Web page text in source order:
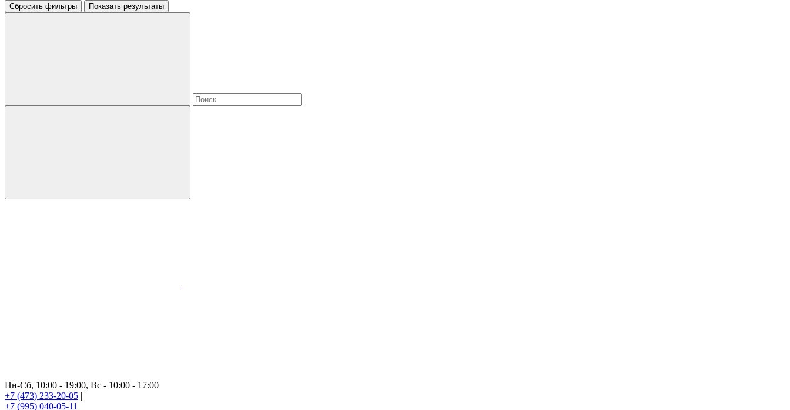
Сбросить фильтры
Показать результаты
Пн-Сб, 10:00 - 19:00, Вс - 10:00 - 17:00
+7 (473) 233-20-05 |
+7 (995) 040-05-11